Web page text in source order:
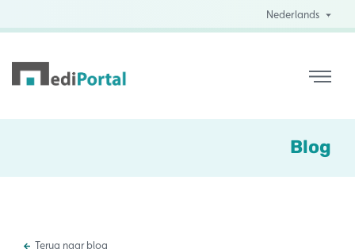
Nederlands
Blog
Terug naar blog